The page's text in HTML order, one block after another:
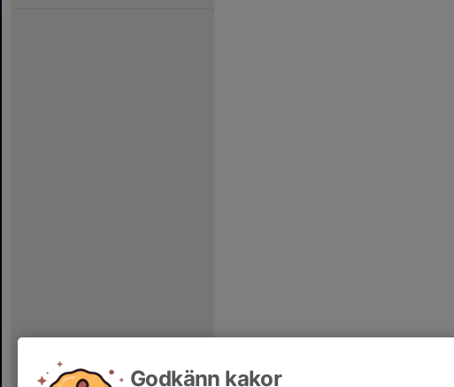
Godkänn kakor